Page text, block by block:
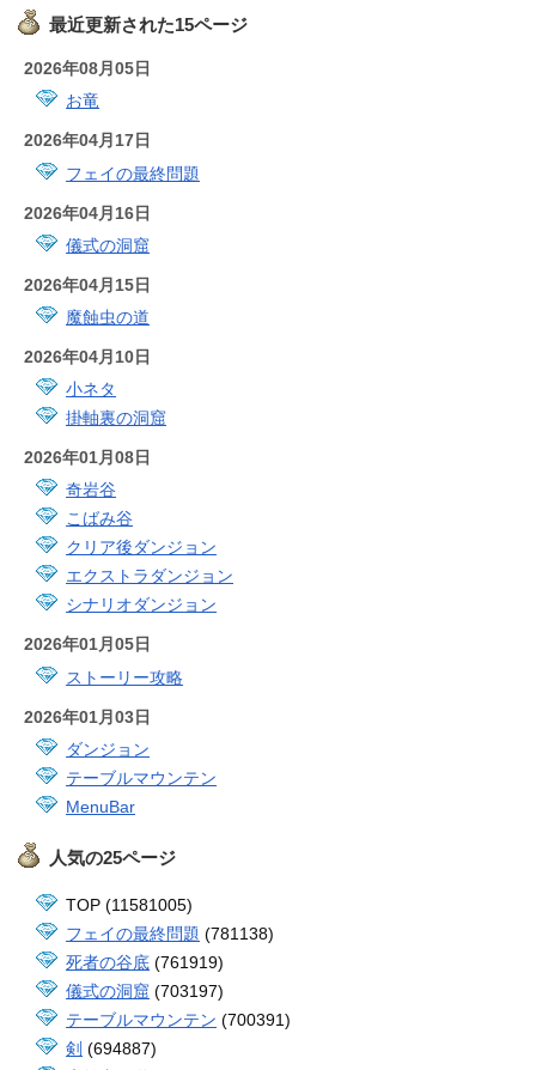
最近更新された15ページ
2026年08月05日
お竜
2026年04月17日
フェイの最終問題
2026年04月16日
儀式の洞窟
2026年04月15日
魔蝕虫の道
2026年04月10日
小ネタ
掛軸裏の洞窟
2026年01月08日
奇岩谷
こばみ谷
クリア後ダンジョン
エクストラダンジョン
シナリオダンジョン
2026年01月05日
ストーリー攻略
2026年01月03日
ダンジョン
テーブルマウンテン
MenuBar
人気の25ページ
TOP (11581005)
フェイの最終問題 (781138)
死者の谷底 (761919)
儀式の洞窟 (703197)
テーブルマウンテン (700391)
剣 (694887)